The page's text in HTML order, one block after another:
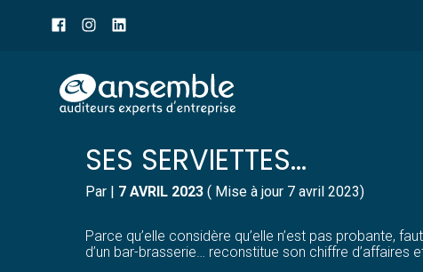
header
Aller
au
C’EST L’HISTOIRE D’UN
SES SERVIETTES…
Par | 7 AVRIL 2023( Mise à jour 7 avril 2023)
Parce qu’elle considère qu’elle n’est pas probante,
d’un bar-brasserie… reconstitue son chiffre